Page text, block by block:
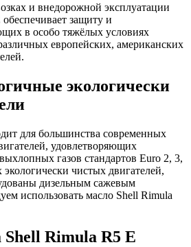
и внедорожной эксплуатации
защиту и
в особо тяжёлых условиях
европейских, американских
экологически
для большинства современных
удовлетворяющих
газов стандартов Euro 2, 3,
чистых двигателей,
дизельным сажевым
использовать масло Shell Rimula
Rimula R5 E